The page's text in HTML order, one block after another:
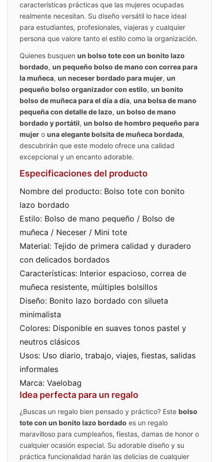
características prácticas que las mujeres ocupadas
realmente necesitan. Su diseño versátil lo hace ideal
para estudiantes, profesionales, viajeras y cualquier
persona que valore tanto el estilo como la organización.
Quienes busquen un bolso tote con un bonito lazo
bordado, un pequeño bolso de mano con correa para
la muñeca, un neceser bordado para mujer, un
pequeño bolso organizador con estilo, un bonito
bolso de muñeca para el día a día, una bolsa de mano
pequeña con detalle de lazo, un bolso de mano
bordado y portátil, un bolso de hombro pequeño para
mujer o una elegante bolsita de muñeca bordada,
descubrirán que este modelo ofrece una calidad
excepcional y un encanto adorable.
Especificaciones del producto
Nombre del producto: Bolso tote con bonito
lazo bordado
Estilo: Bolso de mano pequeño / Bolso de
muñeca / Neceser / Mini tote
Material: Tejido de primera calidad y duradero
con delicados bordados
Características: Interior espacioso, correa de
muñeca resistente, múltiples bolsillos
Diseño: Bonito lazo bordado con silueta
minimalista
Colores: Disponible en suaves tonos pastel y
neutros clásicos
Usos: Uso diario, trabajo, viajes, fiestas, salidas
informales
Marca: Vaelobag
Idea perfecta para un regalo
¿Buscas un regalo bien pensado y práctico? Este bolso
tote con un bonito lazo bordado es un regalo
maravilloso para cumpleaños, fiestas, damas de honor o
cualquier ocasión especial. Su adorable diseño y su
práctica funcionalidad harán las delicias de cualquier